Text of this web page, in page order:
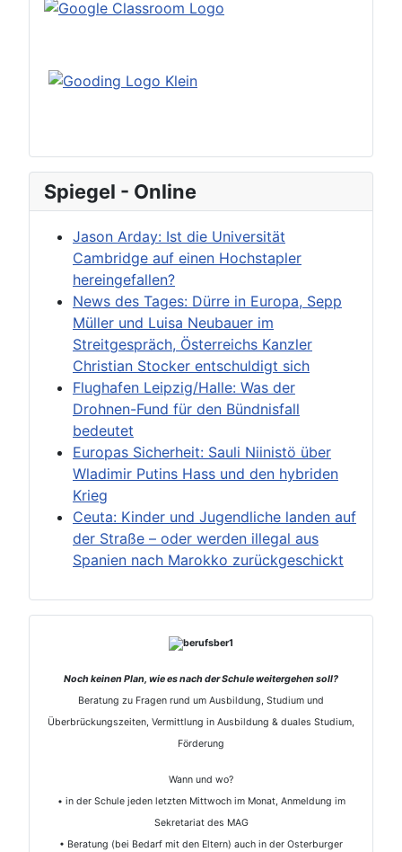
Spiegel - Online
Jason Arday: Ist die Universität
Cambridge auf einen Hochstapler
hereingefallen?
News des Tages: Dürre in Europa, Sepp
Müller und Luisa Neubauer im
Streitgespräch, Österreichs Kanzler
Christian Stocker entschuldigt sich
Flughafen Leipzig/Halle: Was der
Drohnen-Fund für den Bündnisfall
bedeutet
Europas Sicherheit: Sauli Niinistö über
Wladimir Putins Hass und den hybriden
Krieg
Ceuta: Kinder und Jugendliche landen auf
der Straße – oder werden illegal aus
Spanien nach Marokko zurückgeschickt
Noch keinen Plan, wie es nach der Schule weitergehen soll?
Beratung zu Fragen rund um Ausbildung, Studium und
Überbrückungszeiten, Vermittlung in Ausbildung & duales Studium,
Förderung
Wann und wo?
• in der Schule jeden letzten Mittwoch im Monat, Anmeldung im
Sekretariat des MAG
• Beratung (bei Bedarf mit den Eltern) auch in der Osterburger